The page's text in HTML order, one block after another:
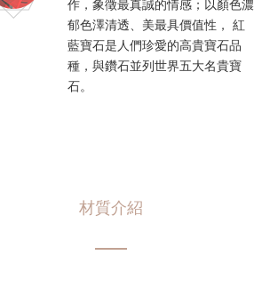
作，象徵最真誠的情感；以顏色濃
郁色澤清透、美最具價值性， 紅
藍寶石是人們珍愛的高貴寶石品
種，與鑽石並列世界五大名貴寶
石。
材質介紹